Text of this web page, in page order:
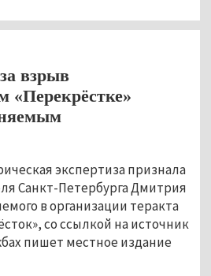
взрыв
«Перекрёстке»
экспертиза признала
Санкт-Петербурга Дмитрия
в организации теракта
со ссылкой на источник
пишет местное издание